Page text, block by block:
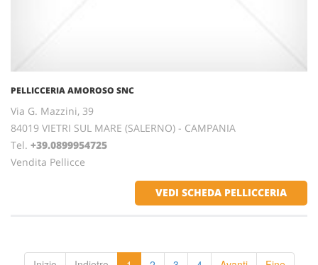
PELLICCERIA AMOROSO SNC
Via G. Mazzini, 39
84019 VIETRI SUL MARE (SALERNO) - CAMPANIA
Tel. +39.0899954725
Vendita Pellicce
VEDI SCHEDA PELLICCERIA